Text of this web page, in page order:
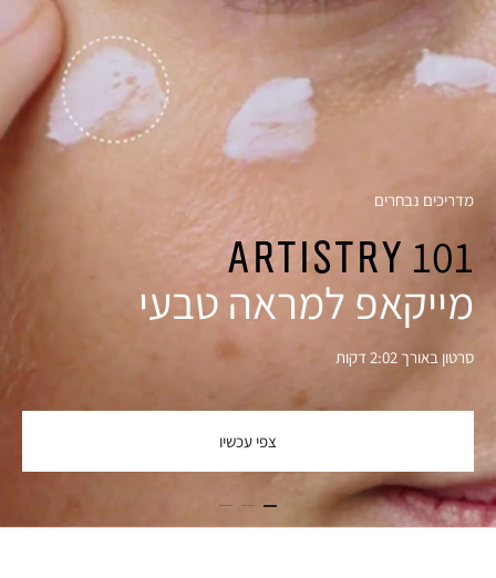
מדריכים נבחרים
Artistry 101
מייקאפ למראה טבעי
סרטון באורך 2:02 דקות
צפי עכשיו